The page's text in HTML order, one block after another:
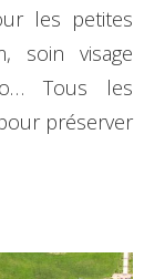
les petites
soin visage
Tous les
préserver